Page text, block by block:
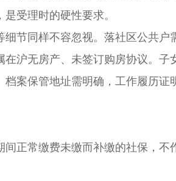
受理时的硬性要求。
同样不容忽视。落社区公共户
沪无房产、未签订购房协议。子
案保管地址需明确，工作履历证
常缴费未缴而补缴的社保，不